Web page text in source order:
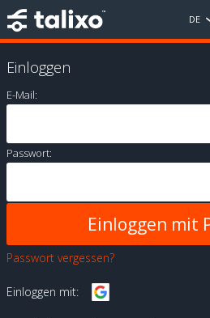
DE
Einloggen
E-Mail:
Passwort:
Passwort vergessen?
Einloggen mit: